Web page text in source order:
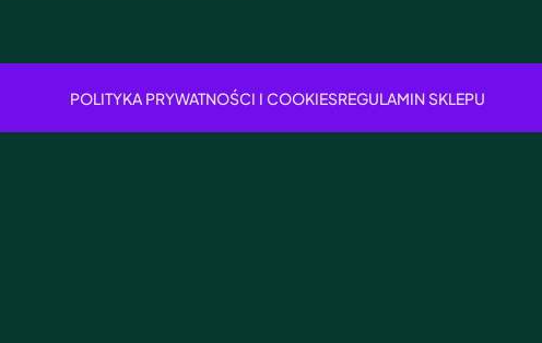
POLITYKA PRYWATNOŚCI I COOKIESREGULAMIN SKLEPU